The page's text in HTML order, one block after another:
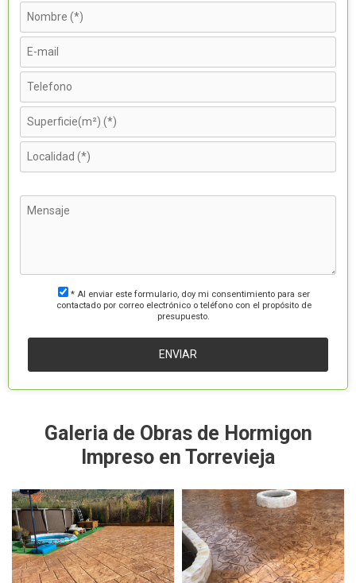
* Al enviar este formulario, doy mi consentimiento para ser
contactado por correo electrónico o teléfono con el propósito de
presupuesto.
Galeria de Obras de Hormigon
Impreso en Torrevieja